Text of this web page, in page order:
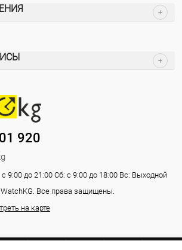
920
9:00 до 21:00 Сб: с 9:00 до 18:00 Вс: Выходной
Все права защищены.
на карте